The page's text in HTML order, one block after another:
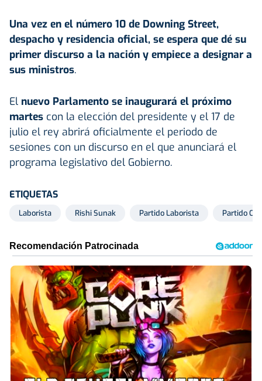
Una vez en el número 10 de Downing Street,
despacho y residencia oficial, se espera que dé su
primer discurso a la nación y empiece a designar a
sus ministros.
El nuevo Parlamento se inaugurará el próximo
martes con la elección del presidente y el 17 de
julio el rey abrirá oficialmente el periodo de
sesiones con un discurso en el que anunciará el
programa legislativo del Gobierno.
ETIQUETAS
Laborista Rishi Sunak Partido Laborista Partido